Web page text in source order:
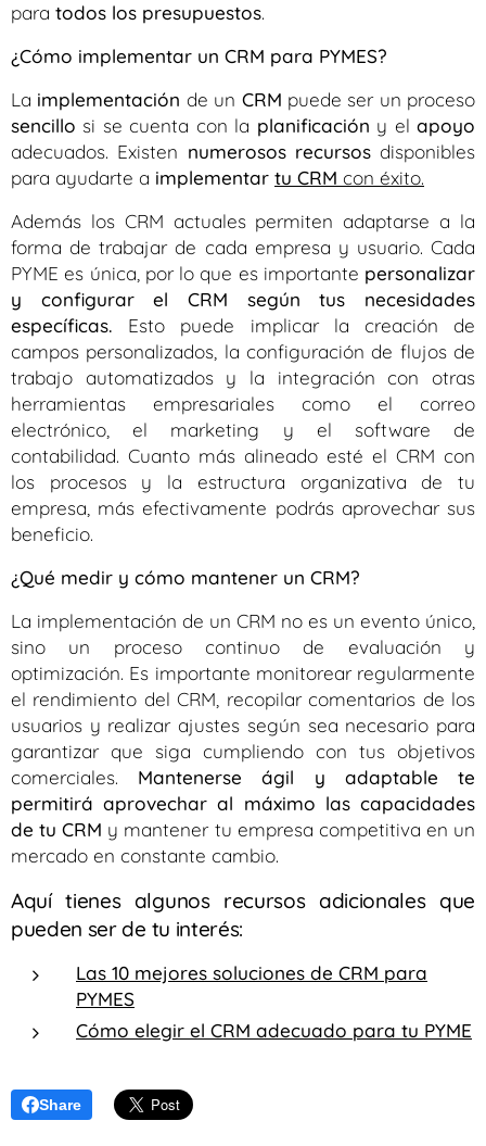
para todos los presupuestos.
¿Cómo implementar un CRM para PYMES?
La implementación de un CRM puede ser un proceso
sencillo si se cuenta con la planificación y elapoyo
adecuados. Existen numerosos recursosdisponibles
para ayudarte a implementar tu CRM con éxito.
Además los CRM actuales permiten adaptarse a la
forma de trabajar de cada empresa y usuario. Cada
PYME es única, por lo que es importante personalizar
y configurar el CRM según tus necesidades
específicas. Esto puede implicar la creación de
campos personalizados, la configuración de flujos de
trabajo automatizados y la integración con otras
herramientas empresariales como el correo
electrónico, el marketing y el software de
contabilidad. Cuanto más alineado esté el CRM con
los procesos y la estructura organizativa de tu
empresa, más efectivamente podrás aprovechar sus
beneficio.
¿Qué medir y cómo mantener un CRM?
La implementación de un CRM no es un evento único,
sino un proceso continuo de evaluación y
optimización. Es importante monitorear regularmente
el rendimiento del CRM, recopilar comentarios de los
usuarios y realizar ajustes según sea necesario para
garantizar que siga cumpliendo con tus objetivos
comerciales. Mantenerse ágil y adaptable te
permitirá aprovechar al máximo las capacidades
de tu CRM y mantener tu empresa competitiva en un
mercado en constante cambio.
Aquí tienes algunos recursos adicionales que
pueden ser de tu interés:
Las 10 mejores soluciones de CRM para
PYMES
Cómo elegir el CRM adecuado para tu PYME
Share